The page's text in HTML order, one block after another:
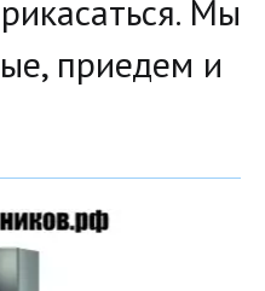
Мы
приедем и